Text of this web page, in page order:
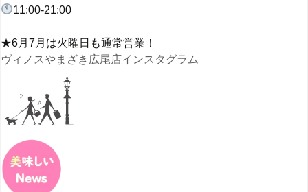
11:00-21:00
★6月7月は火曜日も通常営業！
ヴィノスやまざき広尾店インスタグラム